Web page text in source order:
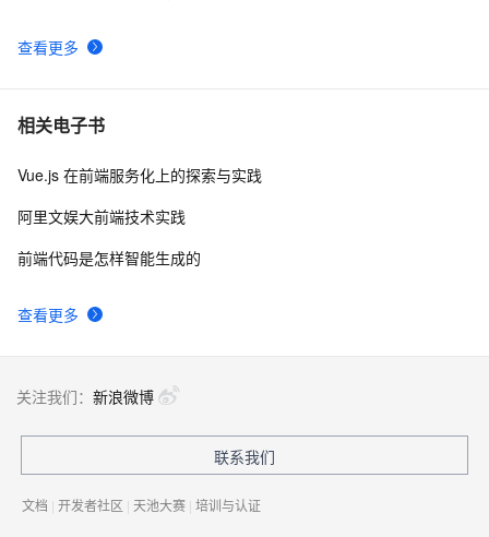
查看更多
相关电子书
查看更多
Vue.js 在前端服务化上的探索与实践
阿里文娱大前端技术实践
前端代码是怎样智能生成的
关注我们： 新浪微博
联系我们
文档 | 开发者社区 | 天池大赛 | 培训与认证